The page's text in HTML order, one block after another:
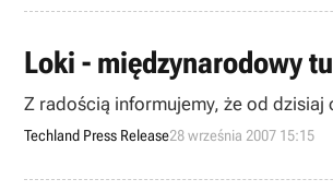
Loki - międzynarodowy
Z radością
Techland Press Release28 września 2007 15:15